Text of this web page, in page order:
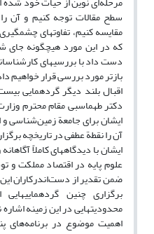
سطح مقالات توجه کنیم و آن
مقایسه کنیم، تفاوتهای
که در این مورد هیچگونه
دست داد با بررسیهای
بازتر مورد بررسی قرار خواهیم
اقبال بلند دیگر گردهمایی
دکتر طهماسبی مقام محترم
ایشان برای جامعة زمین‌شناسی
آن را نقطة عطفی در تاریخچه
ایشان با دیدگاههای کاملاً
علوم پایه در اقتصاد مملکت و
ضمن تقدیر از دست‌اندرکاران
برگزاری چنین
محدودیتهایی در این زمینه
اهمیت موضوع در برنامه‌های